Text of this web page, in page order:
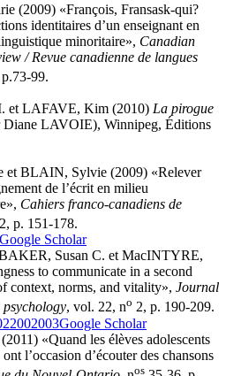
(2009) «François, Fransask-qui?
identitaires d’un enseignant en
minoritaire», Canadian
/ Revue canadienne de langues
99.
et LAFAVE, Kim (2010) La pirogue
Diane LAVOIE), Winnipeg, Éditions
BLAIN, Sylvie (2009) «Relever
de l’écrit en milieu
Cahiers franco-canadiens de
p. 151-178.
Google Scholar
Susan C. et MacINTYRE,
to communicate in a second
context, norms, and vitality», Journal
, vol. 22, no 2, p. 190-209.
Google Scholar
«Quand les élèves adolescents
l’occasion d’écouter des chansons
os